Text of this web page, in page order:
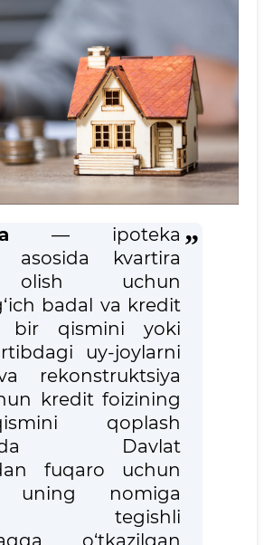
— ipoteka
asosida kvartira
uchun
badal va kredit
bir qismini yoki
uy-joylarni
rekonstruktsiya
kredit foizining
qoplash
Davlat
fuqaro uchun
uning nomiga
tegishli